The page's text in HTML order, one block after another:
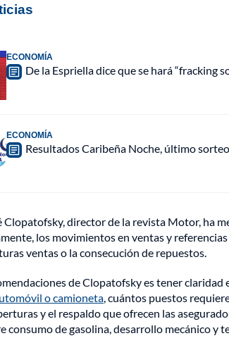
ECONOMÍA
De la Espriella dice que se hará “fracking
ECONOMÍA
Resultados Caribeña Noche, último
Clopatofsky, director de la revista Motor, ha
los movimientos en ventas y
ventas o la consecución de repuestos.
de Clopatofsky es tener
o camioneta, cuántos puestos
y el respaldo que ofrecen las
consumo de gasolina, desarrollo mecánico y